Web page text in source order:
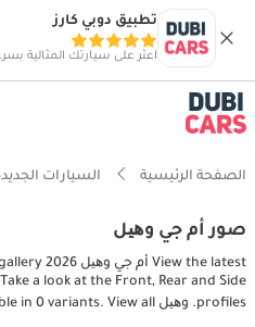
تطبيق دوبي كارز
اعثر على سيارتك المثالية
الصفحة الرئيسية السيارات
صور أم جي وھیل
a look at the Front, Rear and Side
profiles. وھیل is available in 0 variants. View all وھیل pictures.